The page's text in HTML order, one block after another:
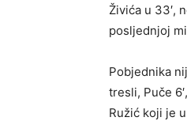
Živića u 33′,
posljednjoj
Pobjednika
tresli, Puče
Ružić koji je